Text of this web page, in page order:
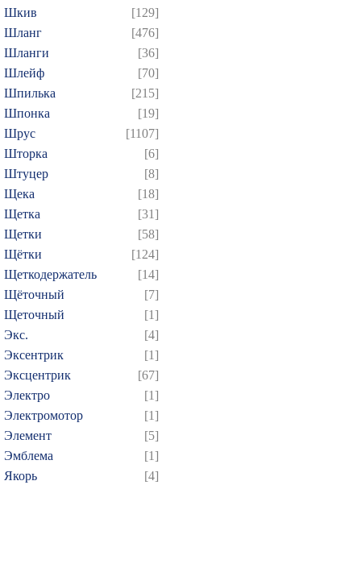
Шкив
[129]
Шланг
[476]
Шланги
[36]
Шлейф
[70]
Шпилька
[215]
Шпонка
[19]
Шрус
[1107]
Шторка
[6]
Штуцер
[8]
Щека
[18]
Щетка
[31]
Щетки
[58]
Щётки
[124]
Щеткодержатель
[14]
Щёточный
[7]
Щеточный
[1]
Экс.
[4]
Эксентрик
[1]
Эксцентрик
[67]
Электро
[1]
Электромотор
[1]
Элемент
[5]
Эмблема
[1]
Якорь
[4]